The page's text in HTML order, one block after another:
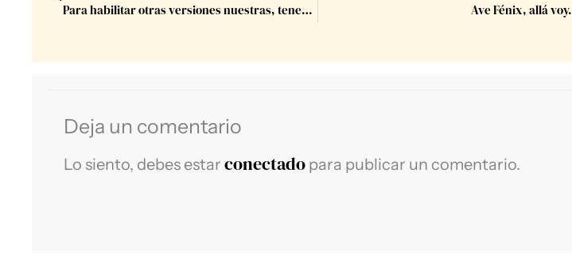
Para habilitar otras versiones nuestras, tenemos que dejar de aferrarnos a las conocidas. ⁣
Ave Fénix, allá voy.⁣
Deja un comentario
Lo siento, debes estar conectado para publicar un comentario.